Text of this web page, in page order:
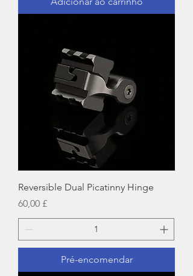
Reversible Dual Picatinny Hinge
Preço
60,00 £
Pré-encomendar